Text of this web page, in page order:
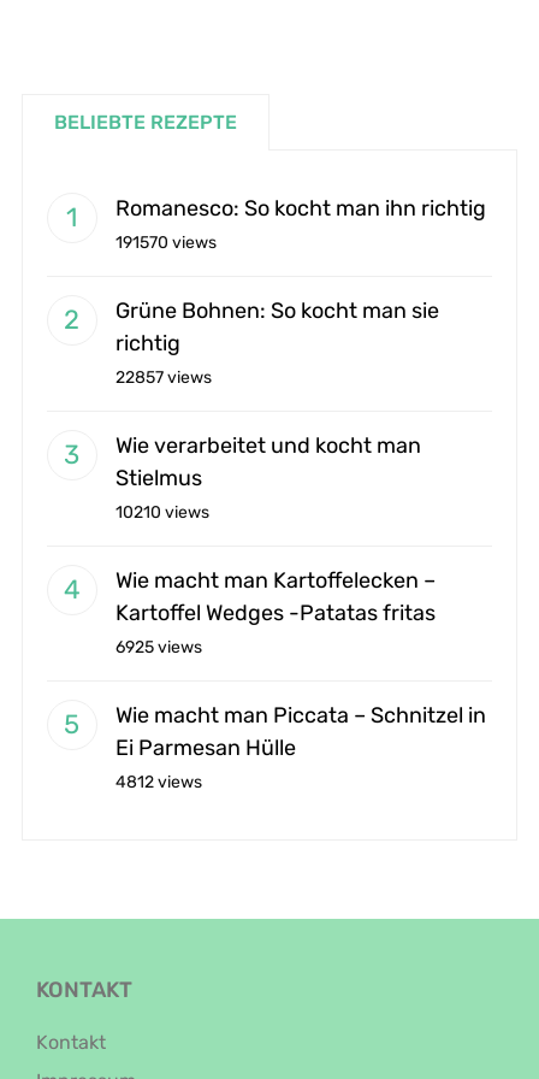
BELIEBTE REZEPTE
Romanesco: So kocht man ihn richtig
191570 views
Grüne Bohnen: So kocht man sie
richtig
22857 views
Wie verarbeitet und kocht man
Stielmus
10210 views
Wie macht man Kartoffelecken –
Kartoffel Wedges -Patatas fritas
6925 views
Wie macht man Piccata – Schnitzel in
Ei Parmesan Hülle
4812 views
KONTAKT
Kontakt